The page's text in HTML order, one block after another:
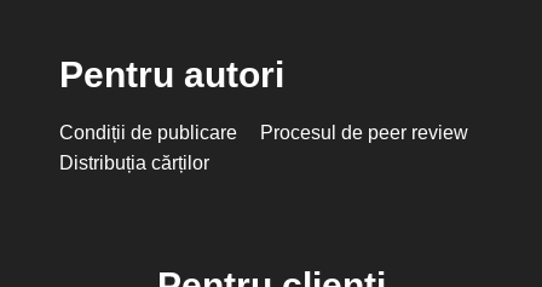
Pentru autori
Condiții de publicare
Procesul de peer review
Distribuția cărților